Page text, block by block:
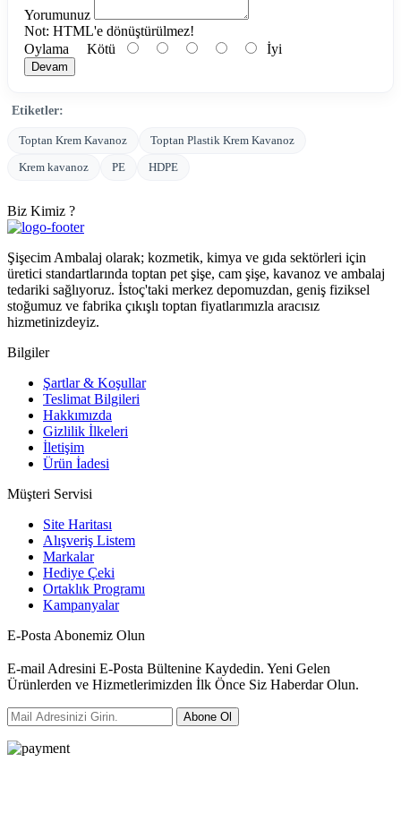
Yorumunuz
Not: HTML'e dönüştürülmez!
Oylama Kötü İyi
Devam
Etiketler:
Toptan Krem Kavanoz
Toptan Plastik Krem Kavanoz
Krem kavanoz
PE HDPE
Biz Kimiz ?
Şişecim Ambalaj olarak; kozmetik, kimya ve gıda sektörleri için
üretici standartlarında toptan pet şişe, cam şişe, kavanoz ve ambalaj
tedariki sağlıyoruz. İstoç'taki merkez depomuzdan, geniş fiziksel
stoğumuz ve fabrika çıkışlı toptan fiyatlarımızla aracısız
hizmetinizdeyiz.
Bilgiler
Şartlar & Koşullar
Teslimat Bilgileri
Hakkımızda
Gizlilik İlkeleri
İletişim
Ürün İadesi
Müşteri Servisi
Site Haritası
Alışveriş Listem
Markalar
Hediye Çeki
Ortaklık Programı
Kampanyalar
E-Posta Abonemiz Olun
E-mail Adresini E-Posta Bültenine Kaydedin. Yeni Gelen
Ürünlerden ve Hizmetlerimizden İlk Önce Siz Haberdar Olun.
Abone Ol